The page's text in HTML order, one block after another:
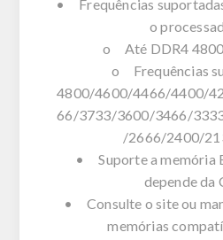
• Frequências
o
o Até DDR4
o Frequências
4800/4600/4466/4400/
66/3733/3600/3466/
/2666/2400/
• Suporte a memória
depende da
• Consulte o site ou
memórias